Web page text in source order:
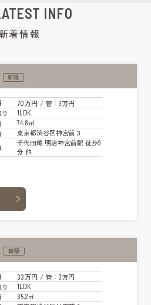
INFO
着情報
新築
70万円 / 管：3万円
1LDK
74.8㎡
東京都渋谷区神宮前３
千代田線 明治神宮前駅 徒歩9
分 他
新築
33万円 / 管：3万円
1LDK
35.2㎡